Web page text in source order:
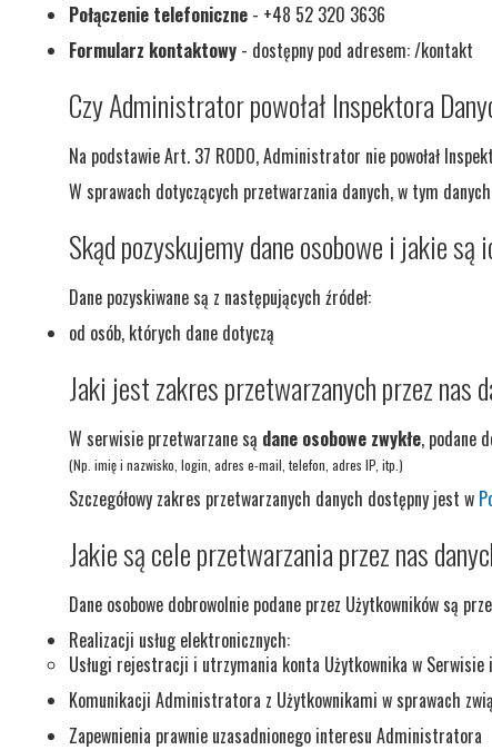
Połączenie telefoniczne - +48 52 320 3636
Formularz kontaktowy - dostępny pod adresem: /kontakt
Czy Administrator powołał Inspektora
Na podstawie Art. 37 RODO, Administrator nie powołał
W sprawach dotyczących przetwarzania danych, w tym
Skąd pozyskujemy dane osobowe i jakie są
Dane pozyskiwane są z następujących źródeł:
od osób, których dane dotyczą
Jaki jest zakres przetwarzanych przez nas
W serwisie przetwarzane są dane osobowe zwykłe, podane
(Np. imię i nazwisko, login, adres e-mail, telefon, adres IP, itp.)
Szczegółowy zakres przetwarzanych danych dostępny jest w
Jakie są cele przetwarzania przez nas
Dane osobowe dobrowolnie podane przez Użytkowników są
Realizacji usług elektronicznych:
Usługi rejestracji i utrzymania konta Użytkownika w Serwisie
Komunikacji Administratora z Użytkownikami w sprawach
Zapewnienia prawnie uzasadnionego interesu Administratora